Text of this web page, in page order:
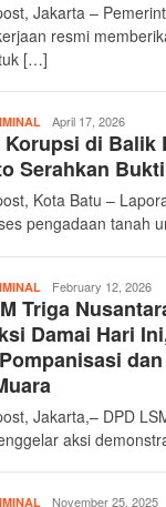
Jakarta –
resmi
[…]
teropongpost
April 17, 2026
Korupsi di Balik
Serahkan
Kota Batu –
pengadaan tanah
teropongpost
February 12, 2026
Triga
Damai Hari
Jakarta,– DPD
aksi
teropongpost
November 25, 2025